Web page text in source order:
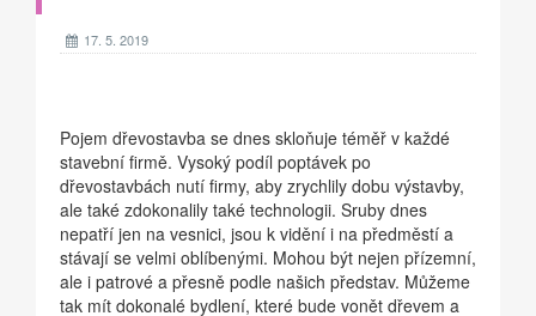
17. 5. 2019
Pojem dřevostavba se dnes skloňuje téměř v každé
stavební firmě. Vysoký podíl poptávek po
dřevostavbách nutí firmy, aby zrychlily dobu výstavby,
ale také zdokonalily také technologii. Sruby dnes
nepatří jen na vesnici, jsou k vidění i na předměstí a
stávají se velmi oblíbenými. Mohou být nejen přízemní,
ale i patrové a přesně podle našich představ. Můžeme
tak mít dokonalé bydlení, které bude vonět dřevem a